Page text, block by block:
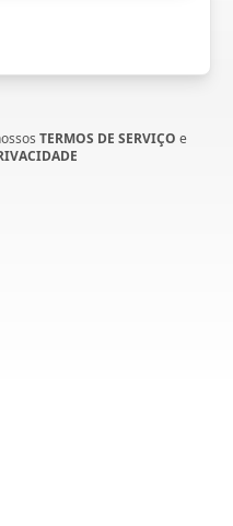
TERMOS DE SERVIÇO e